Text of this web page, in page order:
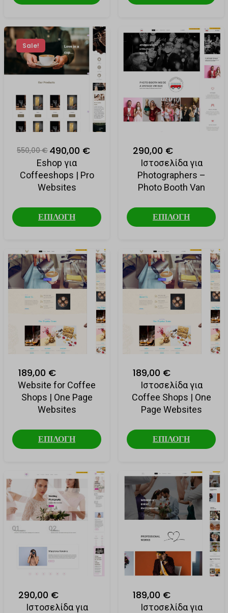
Sale!
550,00 € 490,00 €
Eshop για
Coffeeshops | Pro
Websites
ΕΠΙΛΟΓΗ
290,00 €
Ιστοσελίδα για
Photographers –
Photo Booth Van
ΕΠΙΛΟΓΗ
189,00 €
Website for Coffee
Shops | One Page
Websites
ΕΠΙΛΟΓΗ
189,00 €
Ιστοσελίδα για
Coffee Shops | One
Page Websites
ΕΠΙΛΟΓΗ
290,00 €
Ιστοσελίδα για
189,00 €
Ιστοσελίδα για